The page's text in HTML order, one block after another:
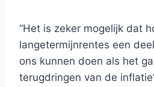
“Het is zeker mogelijk dat
langetermijnrentes een
ons kunnen doen als het
terugdringen van de